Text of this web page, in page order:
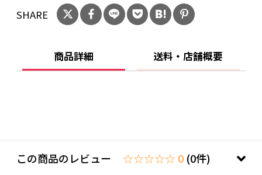
トラックカバー ダブルキャブ トラックシート
SHARE
商品詳細 送料・店舗概要
この商品のレビュー ☆☆☆☆☆ 0 (0件)